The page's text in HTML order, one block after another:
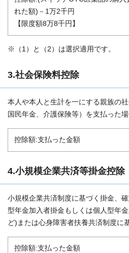
れた額)－1万2千円
【限度額8万8千円】
※（1）と（2）は選択適用です。
3.社会保険料控除
本人や本人と生計を一にする親族の
国民年金、介護保険等）を支払った
控除額:支払った金額
4.小規模企業共済等掛金控除
小規模企業共済制度に基づく掛金、
型年金加入者掛金もしくは個人型年
ど)または心身障害者扶養共済制度に
控除額:支払った金額